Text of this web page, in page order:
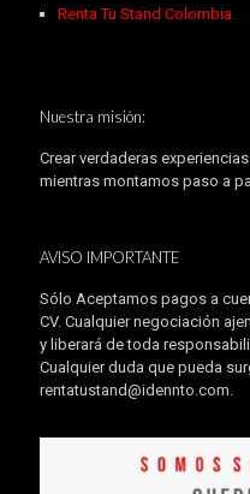
Renta Tu Stand Colombia.
Nuestra misión:
Crear verdaderas
mientras montamos paso a
AVISO IMPORTANTE
Sólo Aceptamos pagos a
CV. Cualquier negociación
y liberará de toda
Cualquier duda que pueda
rentatustand@idennto.com.